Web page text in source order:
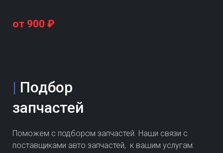
от 900 ₽
| Подбор
запчастей
Поможем с подбором запчастей. Наши связи с
поставщиками авто запчастей, к вашим услугам.